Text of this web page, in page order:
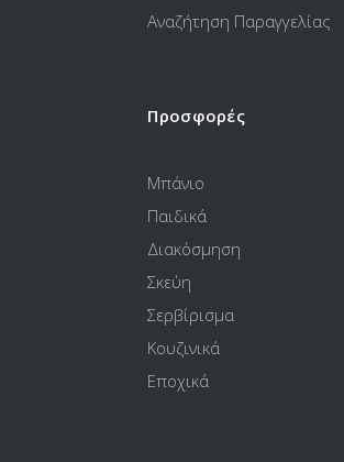
Αναζήτηση Παραγγελίας
Προσφορές
Μπάνιο
Παιδικά
Διακόσμηση
Σκεύη
Σερβίρισμα
Κουζινικά
Εποχικά